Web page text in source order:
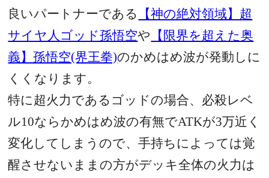
良いパートナーである
【神の絶対領域】超
サイヤ人ゴッド孫悟空や
【限界を超えた奥
義】孫悟空(界王拳)のかめはめ波が発動しに
くくなります。
特に超火力であるゴッドの場合、必殺レベ
ル10ならかめはめ波の有無でATKが3万近く
変化してしまうので、手持ちによっては覚
醒させないままの方がデッキ全体の火力は